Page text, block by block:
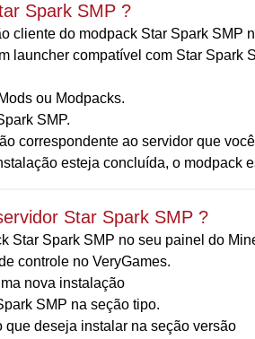
Spark SMP ?
cliente do modpack Star Spark SMP
launcher compatível com Star Spark
ou Modpacks.
SMP.
correspondente ao servidor que
esteja concluída, o modpack
Star Spark SMP ?
Star Spark SMP no seu painel do
controle no VeryGames.
nova instalação
SMP na seção tipo.
que deseja instalar na seção versão